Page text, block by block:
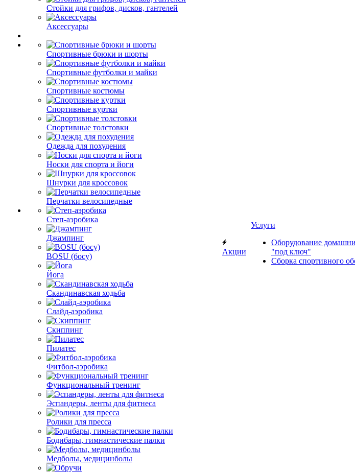
Стойки для грифов, дисков, гантелей
Аксессуары
Спортивные брюки и шорты
Спортивные футболки и майки
Спортивные костюмы
Спортивные куртки
Спортивные толстовки
Одежда для похудения
Носки для спорта и йоги
Шнурки для кроссовок
Перчатки велосипедные
Степ-аэробика
Джампинг
BOSU (босу)
Йога
Скандинавская ходьба
Слайд-аэробика
Скиппинг
Пилатес
Фитбол-аэробика
Функциональный тренинг
Эспандеры, ленты для фитнеса
Ролики для пресса
Бодибары, гимнастические палки
Медболы, медицинболы
Акции
Услуги
Оборудование
"под ключ"
Сборка спортивного